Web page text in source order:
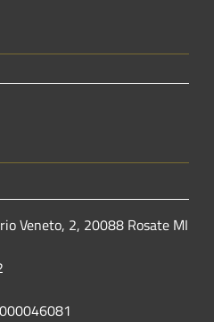
Veneto, 2, 20088 Rosate MI